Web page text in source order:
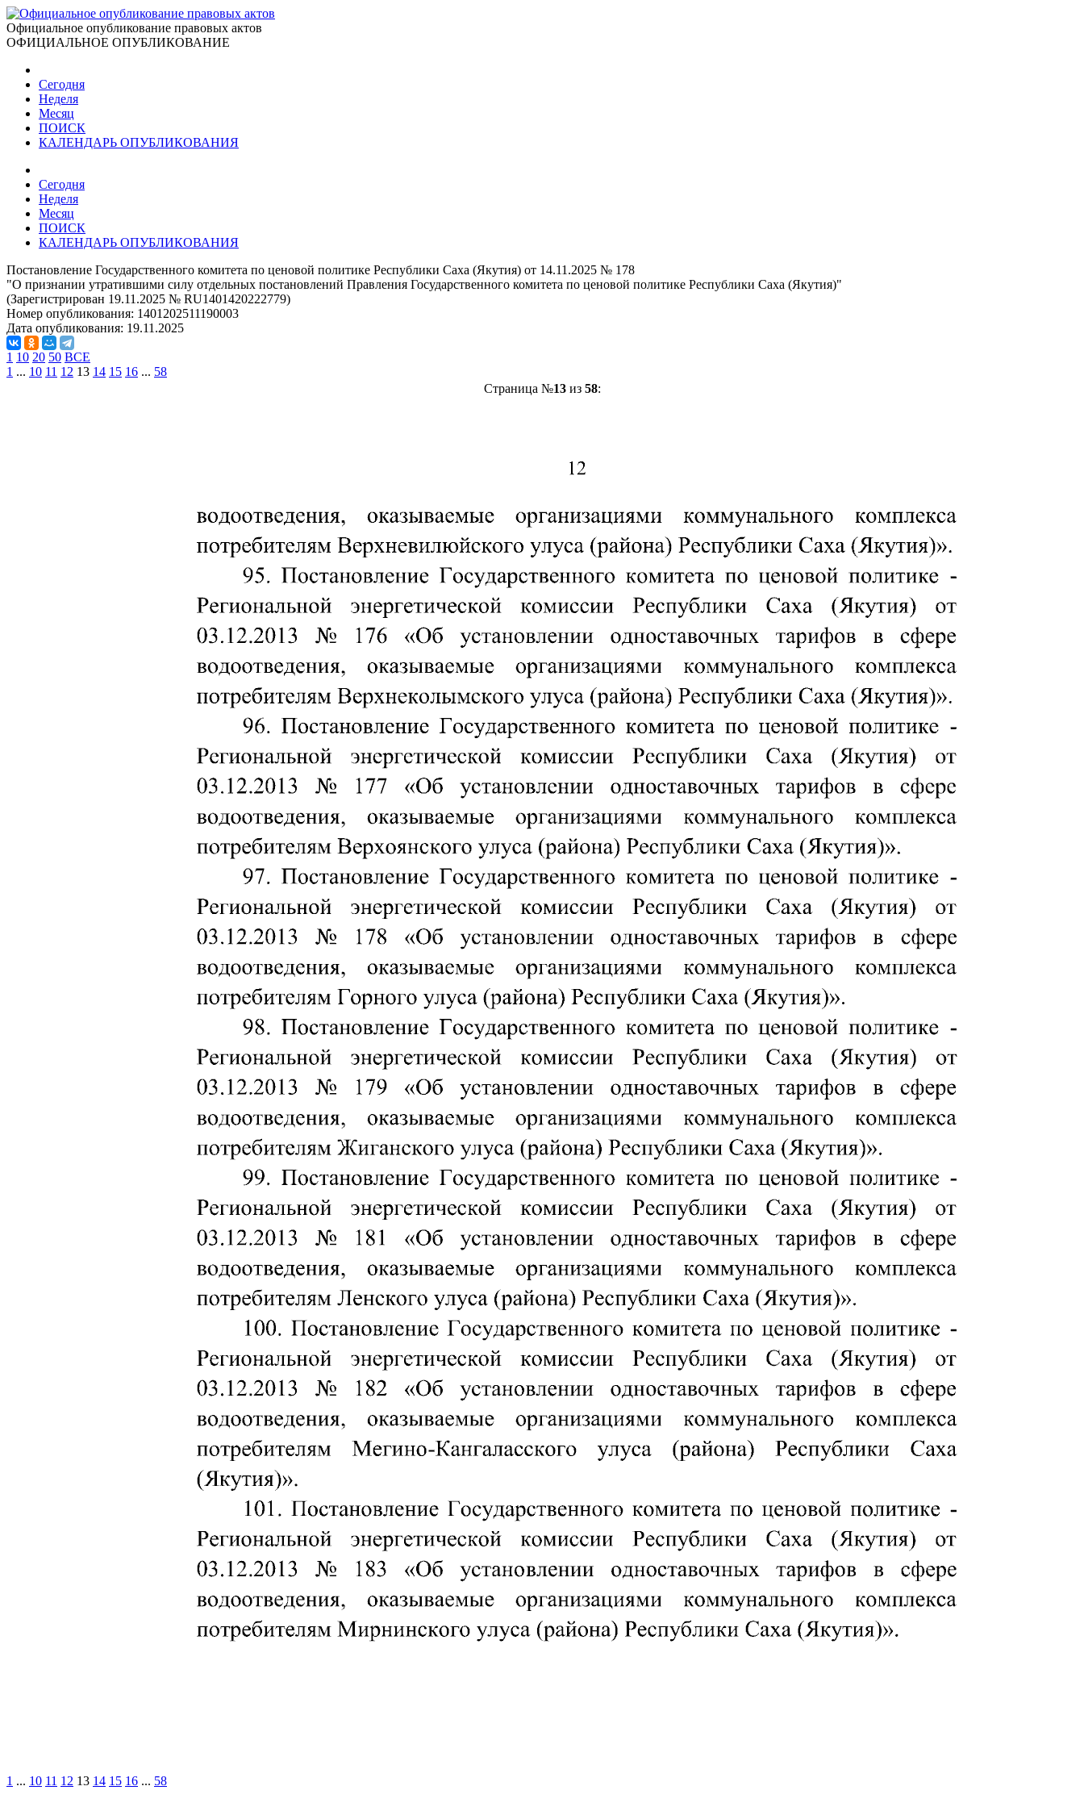
Официальное опубликование правовых актов
ОФИЦИАЛЬНОЕ ОПУБЛИКОВАНИЕ
Сегодня
Неделя
Месяц
ПОИСК
КАЛЕНДАРЬ ОПУБЛИКОВАНИЯ
Сегодня
Неделя
Месяц
ПОИСК
КАЛЕНДАРЬ ОПУБЛИКОВАНИЯ
Постановление Государственного комитета по ценовой политике Республики Саха (Якутия) от 14.11.2025 № 178
"О признании утратившими силу отдельных постановлений Правления Государственного комитета по ценовой политике Республики Саха (Якутия)"
(Зарегистрирован 19.11.2025 № RU1401420222779)
Номер опубликования: 1401202511190003
Дата опубликования: 19.11.2025
1 10 20 50 ВСЕ
1 ... 10 11 12 13 14 15 16 ... 58
Страница №13из 58:
1 ... 10 11 12 13 14 15 16 ... 58